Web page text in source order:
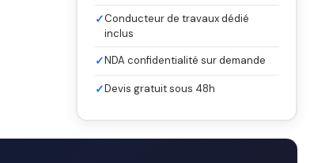
✓Conducteur de travaux dédié
inclus
✓NDA confidentialité sur demande
✓Devis gratuit sous 48h